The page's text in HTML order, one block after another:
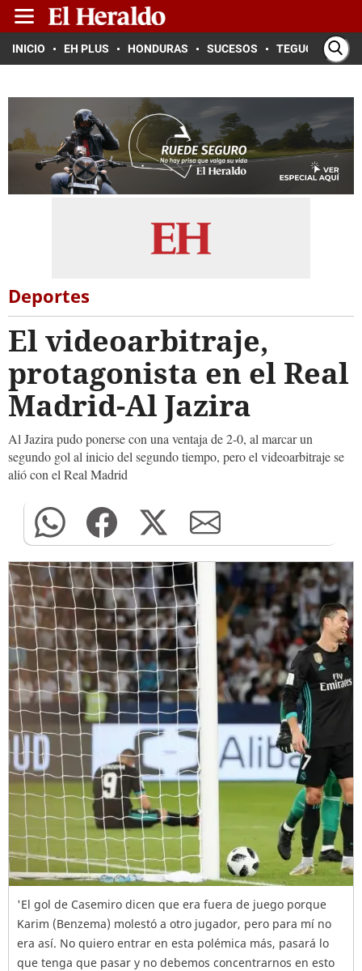
INICIO EH PLUS HONDURAS SUCESOS TEGUCIGALPA
Deportes
El videoarbitraje,
protagonista en el Real
Madrid-Al Jazira
Al Jazira pudo ponerse con una ventaja de 2-0, al marcar un
segundo gol al inicio del segundo tiempo, pero el videoarbitraje se
alió con el Real Madrid
'El gol de Casemiro dicen que era fuera de juego porque
Karim (Benzema) molestó a otro jugador, pero para mí no
era así. No quiero entrar en esta polémica más, pasará lo
que tenga que pasar y no debemos concentrarnos en esto